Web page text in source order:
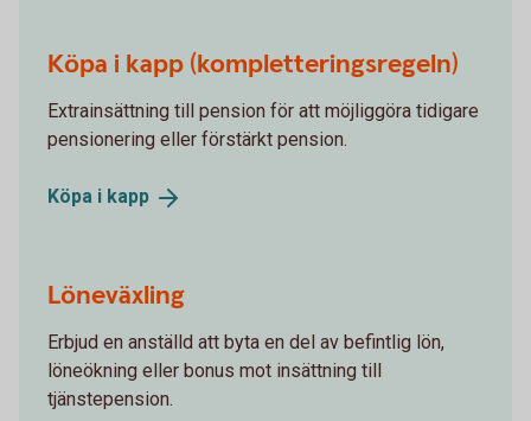
Köpa i kapp (kompletteringsregeln)
Extrainsättning till pension för att möjliggöra tidigare
pensionering eller förstärkt pension.
Köpa i kapp
Löneväxling
Erbjud en anställd att byta en del av befintlig lön,
löneökning eller bonus mot insättning till
tjänstepension.